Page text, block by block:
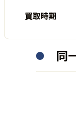
買取時期
同